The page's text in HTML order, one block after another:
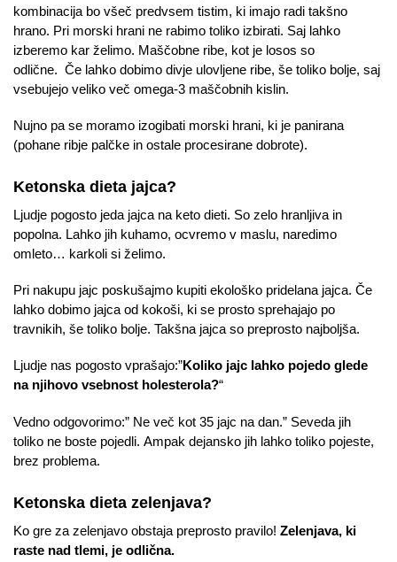
kombinacija bo všeč predvsem tistim, ki imajo radi takšno
hrano. Pri morski hrani ne rabimo toliko izbirati. Saj lahko
izberemo kar želimo. Maščobne ribe, kot je losos so
odlične. Če lahko dobimo divje ulovljene ribe, še toliko bolje, saj
vsebujejo veliko več omega-3 maščobnih kislin.
Nujno pa se moramo izogibati morski hrani, ki je panirana
(pohane ribje palčke in ostale procesirane dobrote).
Ketonska dieta jajca?
Ljudje pogosto jeda jajca na keto dieti. So zelo hranljiva in
popolna. Lahko jih kuhamo, ocvremo v maslu, naredimo
omleto… karkoli si želimo.
Pri nakupu jajc poskušajmo kupiti ekološko pridelana jajca. Če
lahko dobimo jajca od kokoši, ki se prosto sprehajajo po
travnikih, še toliko bolje. Takšna jajca so preprosto najboljša.
Ljudje nas pogosto vprašajo:”Koliko jajc lahko pojedo glede
na njihovo vsebnost holesterola?“
Vedno odgovorimo:” Ne več kot 35 jajc na dan.” Seveda jih
toliko ne boste pojedli. Ampak dejansko jih lahko toliko pojeste,
brez problema.
Ketonska dieta zelenjava?
Ko gre za zelenjavo obstaja preprosto pravilo! Zelenjava, ki
raste nad tlemi, je odlična.